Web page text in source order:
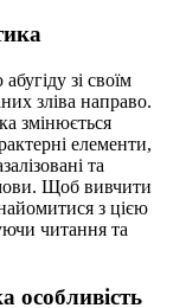
зі своїм
зліва направо.
змінюється
елементи,
та
Щоб вивчити
з цією
читання та
особливість